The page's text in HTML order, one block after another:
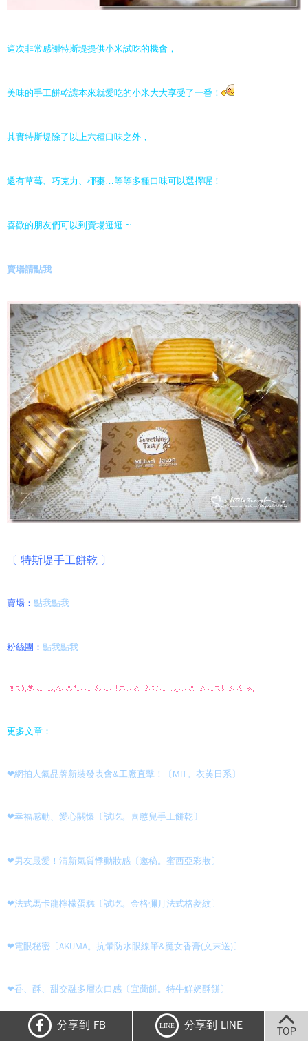
這次非常感謝特斯堤提供小米試吃的機會，
美味的手工餅乾讓本來就愛吃的小米大大享受了一番！
其實特斯堤除了以上六種口味之外，
還有草莓、巧克力、椰棗 …等等多種口味可以選擇喔！
喜歡的朋友們可以到賣場逛逛 ~
賣場請點我
〔 特斯堤手工餅乾 〕
賣場： 點我點我
粉絲團： 點我點我
更多文章：
❤網拍人氣品牌新裝發表會&工廠直擊！〔MIT。衣芙日系〕
❤幸福感動、愛心關懷〔試吃。喜憨兒手工餅乾〕
❤男友最愛！清新氣質悸動妝感〔邀稿。蜜西亞彩妝〕
❤法式馬卡龍檸檬蛋糕〔試吃。金格彌月法式格菱紋〕
❤電眼秘密〔AKUMA。抗暈防水眼線筆&魔女香膏(文末送)〕
❤香、酥、甜交融多層次口感〔宜蘭餅。特牛鮮奶酥餅〕
分享到 FB LINE 分享到 LINE TOP